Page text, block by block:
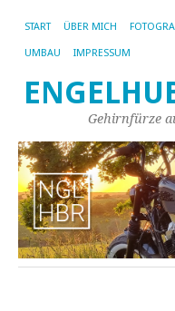
START ÜBER MICH
UMBAU IMPRESSUM
Gehirnfürze